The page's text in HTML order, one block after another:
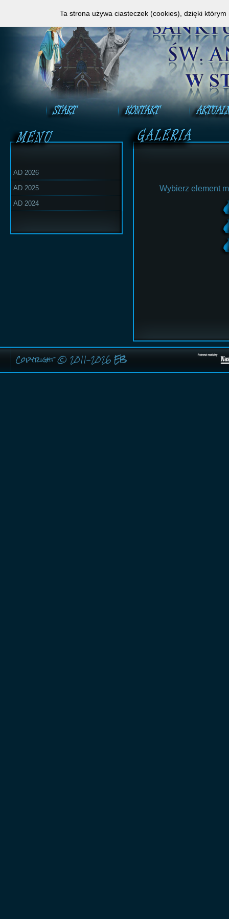
AD 2026
AD 2025
AD 2024
Wybierz element
Copyright © 2011-2026 EB
Ta strona używa ciasteczek (cookies), dzięki